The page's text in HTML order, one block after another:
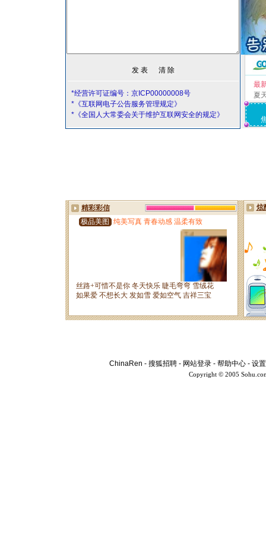
*经营许可证编号：京ICP00000008号
*《互联网电子公告服务管理规定》
*《全国人大常委会关于维护互联网安全的规定》
最
夏
ChinaRen - 搜狐招聘 - 网站登录 - 帮助中心 - 设
Copyright © 2005